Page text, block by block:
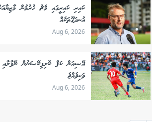
ކައިރި ކައިރީގައި މެޗު ހުރުމުން
އުނދަގޫތަކެއް
Aug 6, 2026
އޭޝިއަން ކަޕް ކޮލިފިކޭޝަނުން
ވަކިވެއްޖެ
Aug 6, 2026